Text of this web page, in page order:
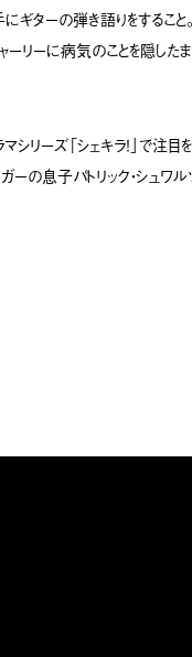
ターの弾き語りをすること
ーリーに病気のことを隠した
シリーズ「シェキラ！」で注目
ーの息子パトリック・シュワ